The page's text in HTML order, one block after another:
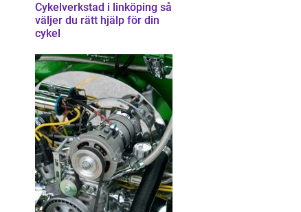
Cykelverkstad i linköping så
väljer du rätt hjälp för din
cykel